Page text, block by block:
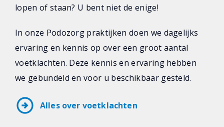
lopen of staan? U bent niet de enige!
In onze Podozorg praktijken doen we dagelijks
ervaring en kennis op over een groot aantal
voetklachten. Deze kennis en ervaring hebben
we gebundeld en voor u beschikbaar gesteld.
arrow_circle_right Alles over voetklachten